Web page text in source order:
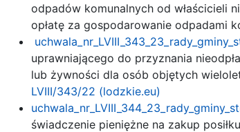
odpadów komunalnych od właścicieli
opłatę za gospodarowanie odpadami
uprawniającego do przyznania
lub żywności dla osób objętych
LVIII/343/22 (lodzkie.eu)
świadczenie pieniężne na zakup